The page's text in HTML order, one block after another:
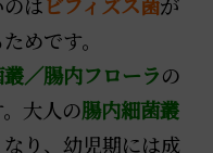
はビフィズス菌が
めです。
／腸内フローラの
大人の腸内細菌叢
り、幼児期には成